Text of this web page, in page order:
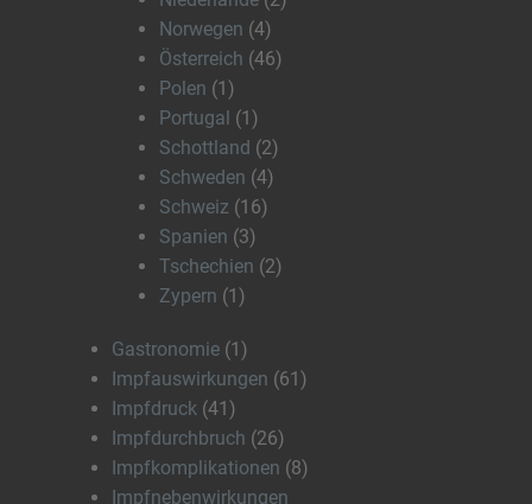
Norwegen (4)
Österreich (46)
Polen (1)
Portugal (1)
Schottland (2)
Schweden (4)
Schweiz (16)
Spanien (3)
Tschechien (2)
Zypern (1)
Gastronomie (1)
Impfauswirkungen (61)
Impfdruck (41)
Impfdurchbruch (26)
Impfkomplikationen (8)
Impfnebenwirkungen